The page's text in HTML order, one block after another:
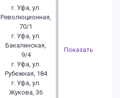
г. Уфа, ул.
Революционная,
70/1
г. Уфа, ул.
Бакалинская,
9/4
г. Уфа, ул.
Рубежная, 184
г. Уфа, ул.
Жукова, 36
Показать